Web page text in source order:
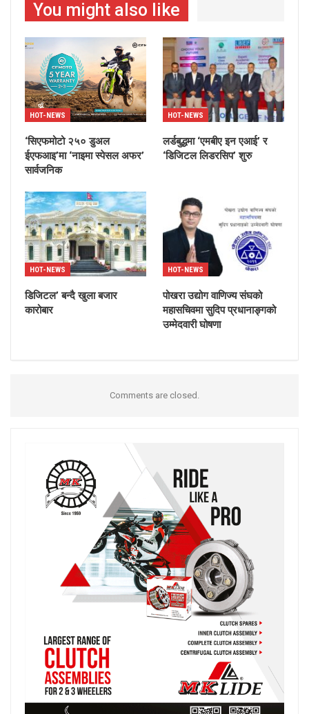
You might also like
HOT-NEWS
‘सिएफमोटो २५० डुअल
ईएफआइ’मा ‘नाइमा स्पेसल अफर’
सार्वजनिक
HOT-NEWS
लर्डबुद्धमा ‘एमबीए इन एआई’ र
‘डिजिटल लिडरसिप’ शुरु
HOT-NEWS
डिजिटल’ बन्दै खुला बजार
कारोबार
HOT-NEWS
पोखरा उद्योग वाणिज्य संघको
महासचिवमा सुदिप प्रधानाङ्गको
उम्मेदवारी घोषणा
Comments are closed.